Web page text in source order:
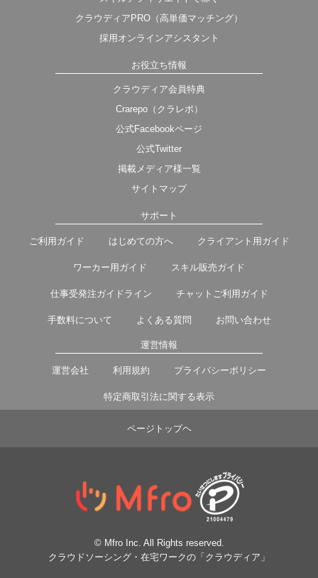
クラウディアPRO（高単価マッチング）
採用オンラインアシスタント
お役立ち情報
クラウディア会員特典
Crarepo（クラレポ）
公式Facebookページ
公式Twitter
掲載メディア様一覧
サイトマップ
サポート
ご利用ガイド はじめての方へ クライアント用ガイド
ワーカー用ガイド スキル販売ガイド
仕事受発注ガイドライン チャットご利用ガイド
手数料について よくある質問 お問い合わせ
運営情報
運営会社 利用規約 プライバシーポリシー
特定商取引法に関する表示
ページトップヘ
© Mfro Inc. All Rights reserved.
クラウドソーシング・在宅ワークの「クラウディア」